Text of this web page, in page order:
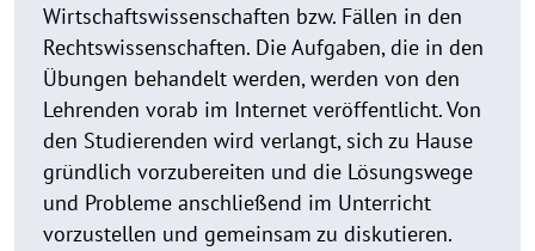
Wirtschaftswissenschaften bzw. Fällen in den
Rechtswissenschaften. Die Aufgaben, die in den
Übungen behandelt werden, werden von den
Lehrenden vorab im Internet veröffentlicht. Von
den Studierenden wird verlangt, sich zu Hause
gründlich vorzubereiten und die Lösungswege
und Probleme anschließend im Unterricht
vorzustellen und gemeinsam zu diskutieren.